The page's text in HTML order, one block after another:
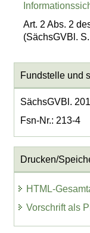
Art. 2 Abs. 2
(SächsGVBl.
Fundstelle und
SächsGVBl.
Fsn-Nr.: 213-4
Drucken/
HTML-
Vorschrift als